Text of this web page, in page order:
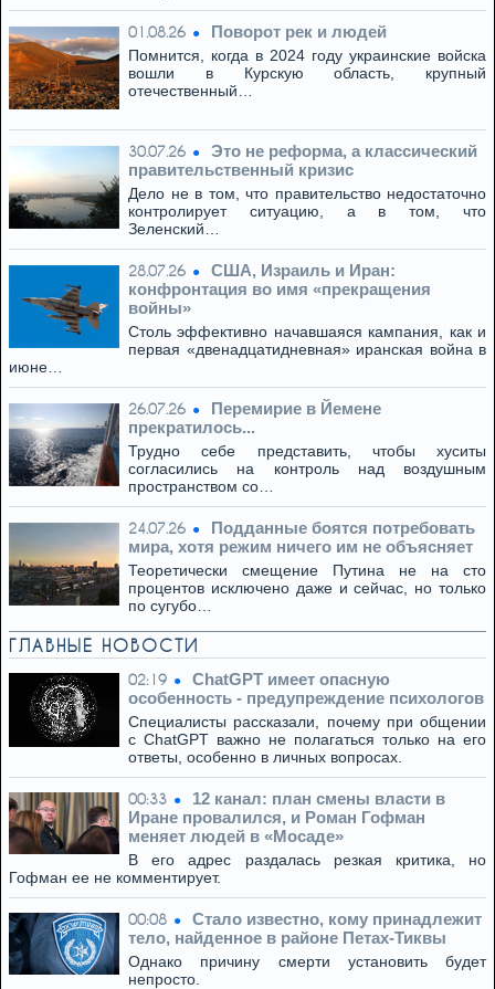
01.08.26 Поворот рек и людей
Помнится, когда в 2024 году украинские войска
вошли в Курскую область, крупный
отечественный…
30.07.26
Это не реформа, а классический
правительственный кризис
Дело не в том, что правительство недостаточно
контролирует ситуацию, а в том, что
Зеленский…
28.07.26
США, Израиль и Иран:
конфронтация во имя «прекращения
войны»
Столь эффективно начавшаяся кампания, как и
первая «двенадцатидневная» иранская война в
июне…
26.07.26
Перемирие в Йемене
прекратилось...
Трудно себе представить, чтобы хуситы
согласились на контроль над воздушным
пространством со…
24.07.26
Подданные боятся потребовать
мира, хотя режим ничего им не объясняет
Теоретически смещение Путина не на сто
процентов исключено даже и сейчас, но только
по сугубо…
ГЛАВНЫЕ НОВОСТИ
02:19
ChatGPT имеет опасную
особенность - предупреждение психологов
Специалисты рассказали, почему при общении
с ChatGPT важно не полагаться только на его
ответы, особенно в личных вопросах.
00:33
12 канал: план смены власти в
Иране провалился, и Роман Гофман
меняет людей в «Мосаде»
В его адрес раздалась резкая критика, но
Гофман ее не комментирует.
00:08
Стало известно, кому принадлежит
тело, найденное в районе Петах-Тиквы
Однако причину смерти установить будет
непросто.